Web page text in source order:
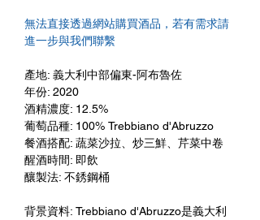
無法直接透過網站購買酒品，若有需求請
進一步與我們聯繫
產地: 義大利中部偏東-阿布魯佐
年份: 2020
酒精濃度: 12.5%
葡萄品種: 100% Trebbiano d'Abruzzo
餐酒搭配: 蔬菜沙拉、炒三鮮、芹菜中卷
醒酒時間: 即飲
釀製法: 不銹鋼桶
背景資料: Trebbiano d'Abruzzo是義大利